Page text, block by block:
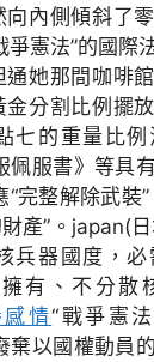
內側傾斜了
爭憲法”的國際
通她那間咖啡
分割比例擺
七的重量比例
佩服書》等具
完整解除武裝
產”。japan(
兵器國度，
有、不分散
感情“戰爭憲
棄以國權動員